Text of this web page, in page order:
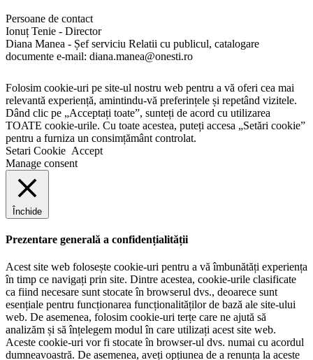
Persoane de contact
Ionuț Tenie - Director
Diana Manea - Șef serviciu Relatii cu publicul, catalogare
documente e-mail: diana.manea@onesti.ro
Folosim cookie-uri pe site-ul nostru web pentru a vă oferi cea mai
relevantă experiență, amintindu-vă preferințele și repetând vizitele.
Dând clic pe „Acceptați toate”, sunteți de acord cu utilizarea
TOATE cookie-urile. Cu toate acestea, puteți accesa „Setări cookie”
pentru a furniza un consimțământ controlat.
Setari Cookie Accept
Manage consent
Închide
Prezentare generală a confidențialității
Acest site web folosește cookie-uri pentru a vă îmbunătăți experiența
în timp ce navigați prin site. Dintre acestea, cookie-urile clasificate
ca fiind necesare sunt stocate în browserul dvs., deoarece sunt
esențiale pentru funcționarea funcționalităților de bază ale site-ului
web. De asemenea, folosim cookie-uri terțe care ne ajută să
analizăm și să înțelegem modul în care utilizați acest site web.
Aceste cookie-uri vor fi stocate în browser-ul dvs. numai cu acordul
dumneavoastră. De asemenea, aveți opțiunea de a renunța la aceste